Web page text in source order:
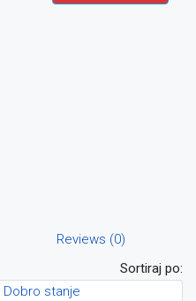
Reviews (0)
Sortiraj po:
Dobro stanje